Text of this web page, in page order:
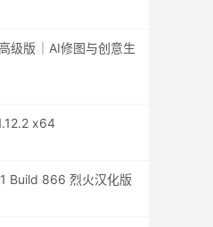
级版｜AI修图与创意生
x64
Build 866 烈火汉化版